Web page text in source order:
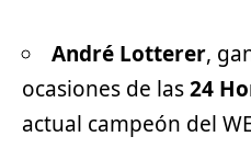
André Lotterer,
ocasiones de las24
actual campeón del